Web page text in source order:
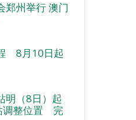
郑州举行 澳门
8月10日起
明（8日）起
调整位置 完